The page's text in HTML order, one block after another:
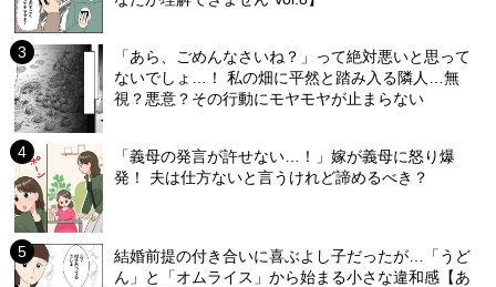
「あら、ごめんなさいね？」って絶対悪いと思って
ないでしょ…！ 私の畑に平然と踏み入る隣人…無
視？悪意？その行動にモヤモヤが止まらない
「義母の発言が許せない…！」嫁が義母に怒り爆
発！ 夫は仕方ないと言うけれど諦めるべき？
結婚前提の付き合いに喜ぶよし子だったが…「うど
ん」と「オムライス」から始まる小さな違和感【あ